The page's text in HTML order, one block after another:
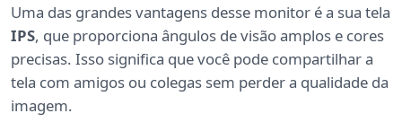
Uma das grandes vantagens desse monitor é a sua tela
IPS, que proporciona ângulos de visão amplos e cores
precisas. Isso significa que você pode compartilhar a
tela com amigos ou colegas sem perder a qualidade da
imagem.